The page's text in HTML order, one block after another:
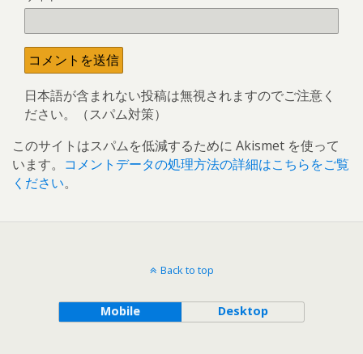
日本語が含まれない投稿は無視されますのでご注意く
ださい。（スパム対策）
このサイトはスパムを低減するために Akismet を使って
います。 コメントデータの処理方法の詳細はこちらをご覧
ください。
Back to top
Mobile Desktop